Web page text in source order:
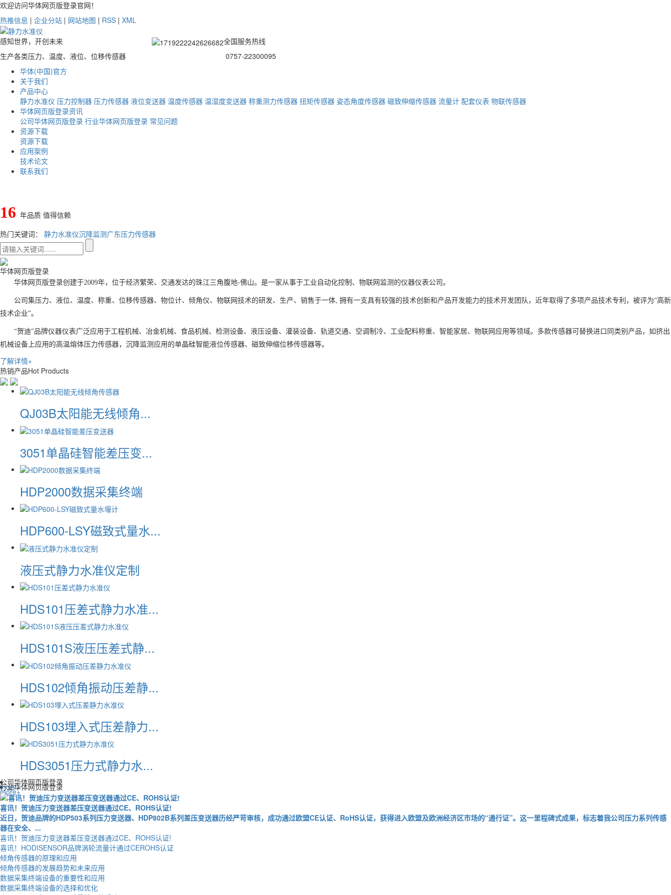
欢迎访问华体网页版登录官网！
热推信息 | 企业分站 | 网站地图 | RSS | XML
感知世界，开创未来
生产各类压力、温度、液位、位移传感器
全国服务热线
0757-22300095
华体(中国)官方
关于我们
产品中心
静力水准仪 压力控制器 压力传感器 液位变送器 温度传感器 温湿度变送器 称重测力传感器 扭矩传感器 姿态角度传感器 磁致伸缩传感器 流量计 配套仪表 物联传感器
华体网页版登录资讯
公司华体网页版登录 行业华体网页版登录 常见问题
资源下载
资源下载
应用案例
技术论文
联系我们
16 年品质 值得信赖
热门关键词： 静力水准仪沉降监测广东压力传感器
华体网页版登录
华体网页版登录创建于2009年，位于经济繁荣、交通发达的珠江三角腹地-佛山。是一家从事于工业自动化控制、物联网监测的仪器仪表公司。
公司集压力、液位、温度、称重、位移传感器、物位计、倾角仪、物联网技术的研发、生产、销售于一体, 拥有一支具有较强的技术创新和产品开发能力的技术开发团队，近年取得了多项产品技术专利，被评为“高新
技术企业”。
“贺迪”品牌仪器仪表广泛应用于工程机械、冶金机械、食品机械、检测设备、液压设备、灌装设备、轨道交通、空调制冷、工业配料称重、智能家居、物联网应用等领域。 多款传感器可替换进口同类别产品，如挤出
机械设备上应用的高温熔体压力传感器，沉降监测应用的单晶硅智能液位传感器、磁致伸缩位移传感器等。
了解详情+
热销产品Hot Products
QJ03B太阳能无线倾角...
3051单晶硅智能差压变...
HDP2000数据采集终端
HDP600-LSY磁致式量水...
液压式静力水准仪定制
HDS101压差式静力水准...
HDS101S液压压差式静...
HDS102倾角振动压差静...
HDS103埋入式压差静力...
HDS3051压力式静力水...
公司华体网页版登录
more+
行业华体网页版登录
more+
喜讯！贺迪压力变送器差压变送器通过CE、ROHS认证!
近日，贺迪品牌的HDP503系列压力变送器、HDP802B系列差压变送器历经严苛审核，成功通过欧盟CE认证、RoHS认证，获得进入欧盟及欧洲经济区市场的“通行证”。这一里程碑式成果，标志着我公司压力系列传感
器在安全、...
喜讯！贺迪压力变送器差压变送器通过CE、ROHS认证!
喜讯！HODISENSOR品牌涡轮流量计通过CEROHS认证
倾角传感器的原理和应用
倾角传感器的发展趋势和未来应用
数据采集终端设备的重要性和应用
数据采集终端设备的选择和优化